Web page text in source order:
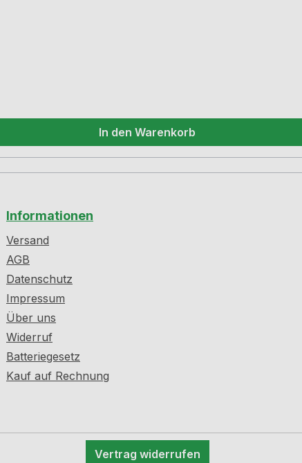
In den Warenkorb
Informationen
Versand
AGB
Datenschutz
Impressum
Über uns
Widerruf
Batteriegesetz
Kauf auf Rechnung
Vertrag widerrufen